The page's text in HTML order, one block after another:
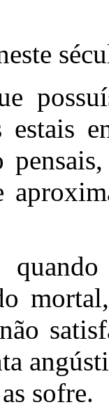
estais
sofre.